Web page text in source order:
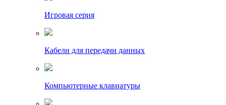
Игровая серия
Кабели для передачи данных
Компьютерные клавиатуры